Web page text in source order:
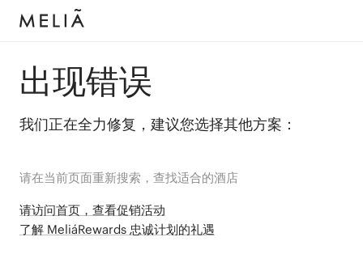
出现错误
我们正在全力修复，建议您选择其他方案：
请在当前页面重新搜索，查找适合的酒店
请访问首页，查看促销活动
了解 MeliáRewards 忠诚计划的礼遇